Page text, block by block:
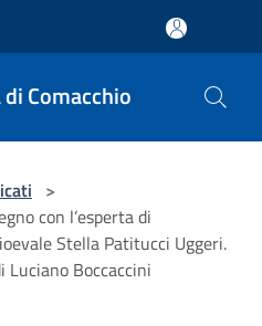
Comacchio
>
con l’esperta di
Stella Patitucci Uggeri.
Luciano Boccaccini